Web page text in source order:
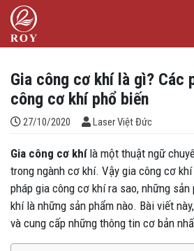
Chuyển đến nội dung
Laser Việt Đức
Gia công cơ khí là gì? Các
công cơ khí phổ biến
27/10/2020 Đăng bởi
Laser Việt Đức
Gia công cơ khílà một thuật ngữ
trong ngành cơ khí. Vậy gia công cơ
pháp gia công cơ khí ra sao, những
khí là những sản phẩm nào. Bài viết
và cung cấp những thông tin cơ bản